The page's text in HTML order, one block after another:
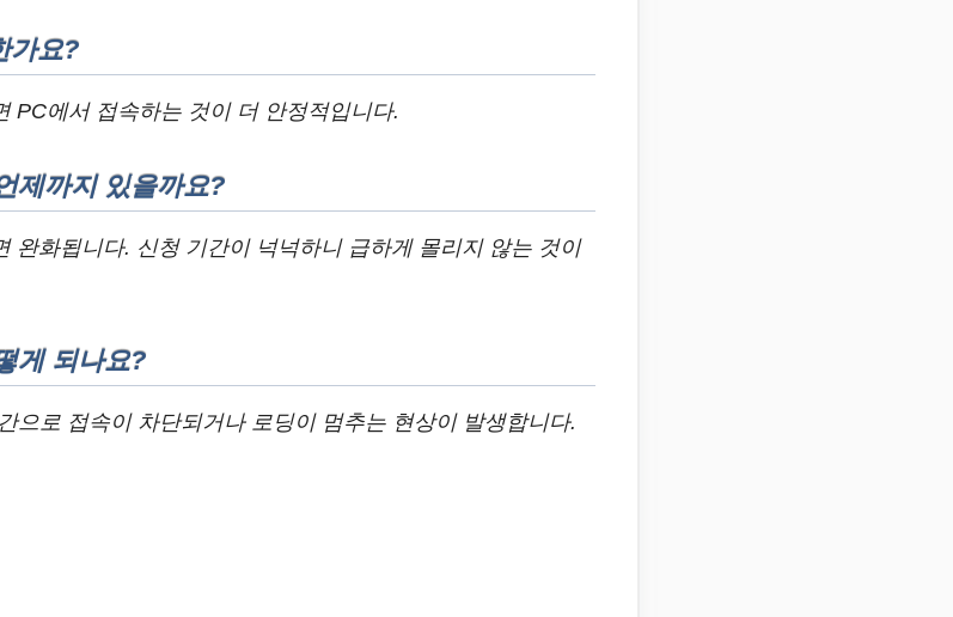
가요?
PC에서 접속하는 것이 더 안정적입니다.
제까지 있을까요?
완화됩니다. 신청 기간이 넉넉하니 급하게 몰리지 않는 것이
게 되나요?
으로 접속이 차단되거나 로딩이 멈추는 현상이 발생합니다.